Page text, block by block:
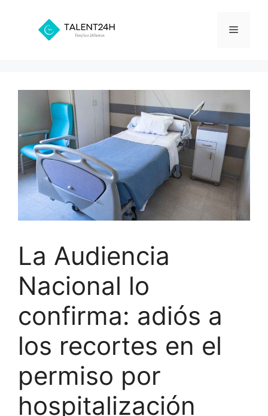
contenido
Menú
La Audiencia
Nacional lo
confirma: adiós a
los recortes en el
permiso por
hospitalización